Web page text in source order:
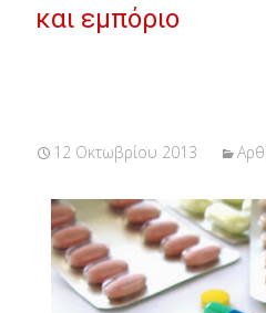
και εμπόριο
12 Οκτωβρίου 2013